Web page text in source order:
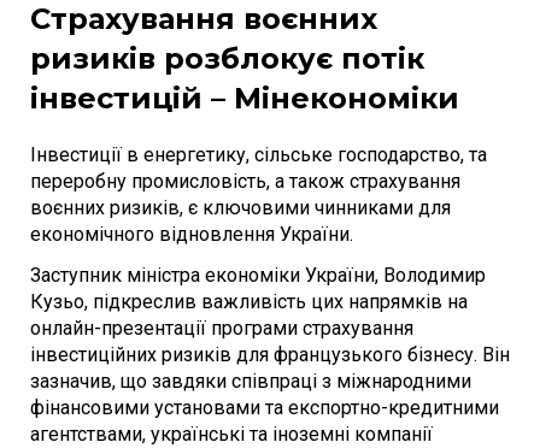
Страхування воєнних
ризиків розблокує потік
інвестицій – Мінекономіки
Інвестиції в енергетику, сільське господарство, та
переробну промисловість, а також страхування
воєнних ризиків, є ключовими чинниками для
економічного відновлення України.
Заступник міністра економіки України, Володимир
Кузьо, підкреслив важливість цих напрямків на
онлайн-презентації програми страхування
інвестиційних ризиків для французького бізнесу. Він
зазначив, що завдяки співпраці з міжнародними
фінансовими установами та експортно-кредитними
агентствами, українські та іноземні компанії